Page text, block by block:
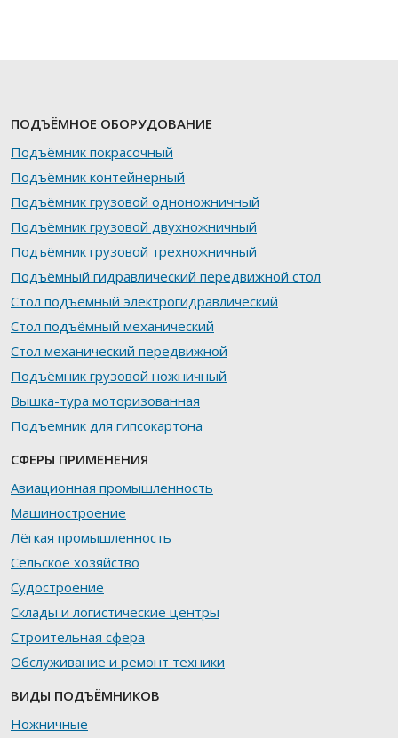
ПОДЪЁМНОЕ ОБОРУДОВАНИЕ
Подъёмник покрасочный
Подъёмник контейнерный
Подъёмник грузовой одноножничный
Подъёмник грузовой двухножничный
Подъёмник грузовой трехножничный
Подъёмный гидравлический передвижной стол
Стол подъёмный электрогидравлический
Стол подъёмный механический
Стол механический передвижной
Подъёмник грузовой ножничный
Вышка-тура моторизованная
Подъемник для гипсокартона
СФЕРЫ ПРИМЕНЕНИЯ
Авиационная промышленность
Машиностроение
Лёгкая промышленность
Сельское хозяйство
Судостроение
Склады и логистические центры
Строительная сфера
Обслуживание и ремонт техники
ВИДЫ ПОДЪЁМНИКОВ
Ножничные